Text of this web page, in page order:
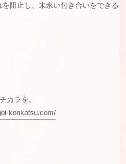
阻止し、末永い付き合いをできる
カラを。
konkatsu.com/